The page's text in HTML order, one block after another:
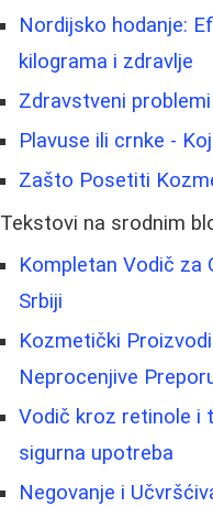
Nordijsko hodanje:
kilograma i zdravlje
Zdravstveni
Plavuse ili crnke -
Zašto Posetiti
Tekstovi na srodnim
Kompletan Vodič za
Srbiji
Kozmetički
Neprocenjive
Vodič kroz retinole i
sigurna upotreba
Negovanje i